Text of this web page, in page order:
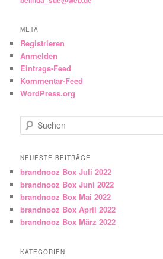
META
Registrieren
Anmelden
Eintrags-Feed
Kommentar-Feed
WordPress.org
Suchen
NEUESTE BEITRÄGE
brandnooz Box Juli 2022
brandnooz Box Juni 2022
brandnooz Box Mai 2022
brandnooz Box April 2022
brandnooz Box März 2022
KATEGORIEN